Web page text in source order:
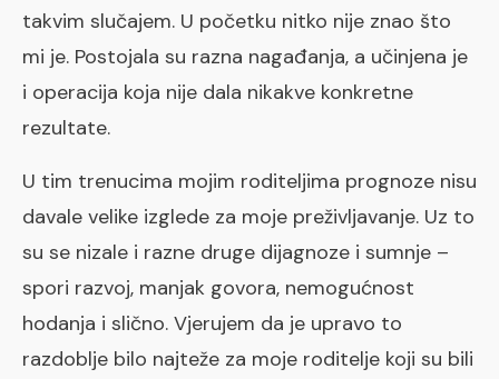
takvim slučajem. U početku nitko nije znao što
mi je. Postojala su razna nagađanja, a učinjena je
i operacija koja nije dala nikakve konkretne
rezultate.
U tim trenucima mojim roditeljima prognoze nisu
davale velike izglede za moje preživljavanje. Uz to
su se nizale i razne druge dijagnoze i sumnje –
spori razvoj, manjak govora, nemogućnost
hodanja i slično. Vjerujem da je upravo to
razdoblje bilo najteže za moje roditelje koji su bili